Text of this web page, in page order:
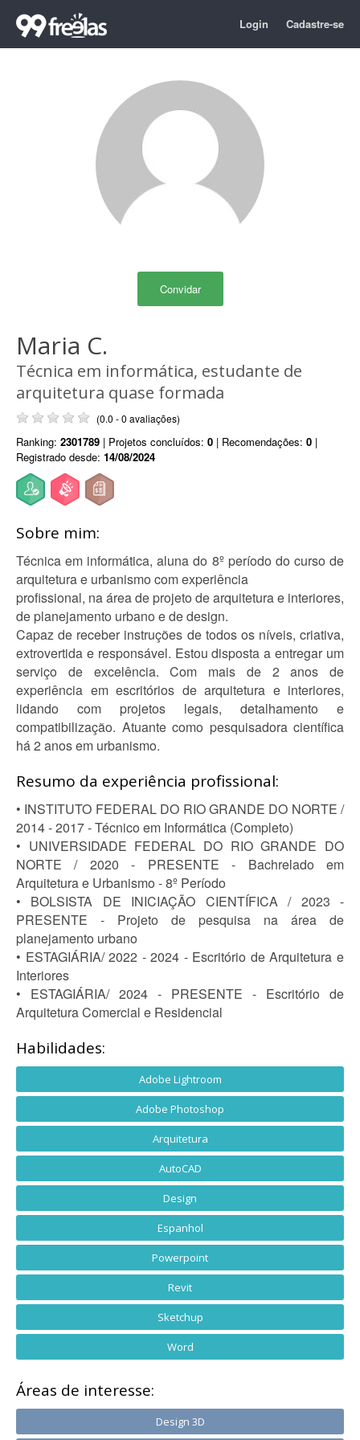
Login Cadastre-se
Convidar
Maria C.
Técnica em informática, estudante de
arquitetura quase formada
(0.0 - 0 avaliações)
Ranking: 2301789 | Projetos concluídos: 0 | Recomendações: 0 |
Registrado desde: 14/08/2024
Sobre mim:
Técnica em informática, aluna do 8º período do curso de
arquitetura e urbanismo com experiência
profissional, na área de projeto de arquitetura e interiores,
de planejamento urbano e de design.
Capaz de receber instruções de todos os níveis, criativa,
extrovertida e responsável. Estou disposta a entregar um
serviço de excelência. Com mais de 2 anos de
experiência em escritórios de arquitetura e interiores,
lidando com projetos legais, detalhamento e
compatibilização. Atuante como pesquisadora científica
há 2 anos em urbanismo.
Resumo da experiência profissional:
• INSTITUTO FEDERAL DO RIO GRANDE DO NORTE /
2014 - 2017 - Técnico em Informática (Completo)
• UNIVERSIDADE FEDERAL DO RIO GRANDE DO
NORTE / 2020 - PRESENTE - Bachrelado em
Arquitetura e Urbanismo - 8º Período
• BOLSISTA DE INICIAÇÃO CIENTÍFICA / 2023 -
PRESENTE - Projeto de pesquisa na área de
planejamento urbano
• ESTAGIÁRIA/ 2022 - 2024 - Escritório de Arquitetura e
Interiores
• ESTAGIÁRIA/ 2024 - PRESENTE - Escritório de
Arquitetura Comercial e Residencial
Habilidades:
Adobe Lightroom
Adobe Photoshop
Arquitetura
AutoCAD
Design
Espanhol
Powerpoint
Revit
Sketchup
Word
Áreas de interesse:
Design 3D